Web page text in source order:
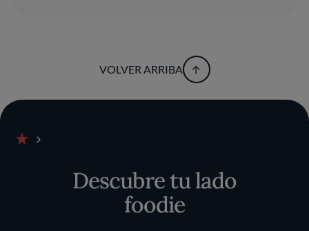
VOLVER ARRIBA
Descubre tu lado
foodie